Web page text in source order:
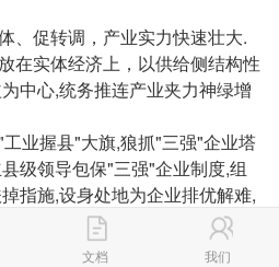
、促转调，产业实力快速壮大.
在实体经济上，以供给侧结构性
中心,统务推连产业夹力神绿增
业握县"大旗,狼抓"三强"企业塔
级领导包保"三强"企业制度,组
指施,设身处地为企业排优解难,
发展的信心和浇心,消屋粉煤气
蓄猪项目快速推进,在香港成功
文档 我们